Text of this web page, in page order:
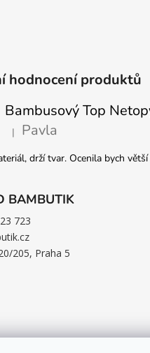
hodnocení produktů
Hodnocení produktu je 5 z 5
| Pavla
drží tvar. Ocenila bych
BAMBUTIK
723
205, Praha 5